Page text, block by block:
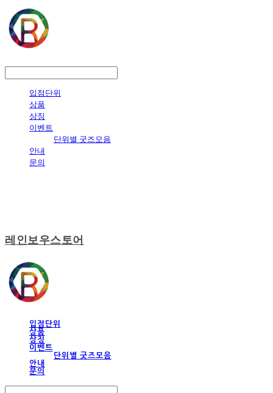
입점단위
상품
상징
이벤트
단위별 굿즈모음
안내
문의
레인보우스토어
입점단위
상품
상징
이벤트
단위별 굿즈모음
안내
문의